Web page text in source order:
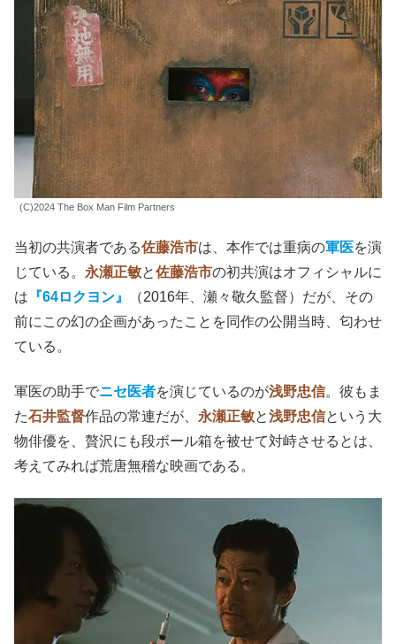
(C)2024 The Box Man Film Partners
当初の共演者である佐藤浩市は、本作では重病の軍医を演
じている。 永瀬正敏と佐藤浩市の初共演はオフィシャルに
は 『64ロクヨン』
（2016年、瀬々敬久監督）だが、その
前にこの幻の企画があったことを同作の公開当時、匂わせ
ている。
軍医の助手でニセ医者を演じているのが浅野忠信。彼もま
た石井監督作品の常連だが、 永瀬正敏と浅野忠信という大
物俳優を、贅沢にも段ボール箱を被せて対峙させるとは、
考えてみれば荒唐無稽な映画である。